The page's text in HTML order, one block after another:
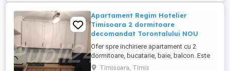
Apartament Regim Hotelier
Timisoara 2 dormitoare
decomandat Torontalului NOU
Ofer spre inchiriere apartament cu 2
dormitoare, bucatarie, baie, balcon. Este
complet utilat si mobilat nou, clima,
Timisoara, Timis